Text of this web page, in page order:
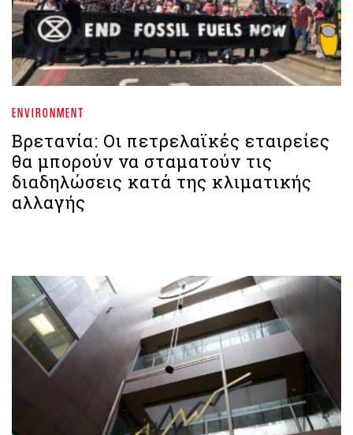
ENVIRONMENT
Βρετανία: Οι πετρελαϊκές εταιρείες
θα μπορούν να σταματούν τις
διαδηλώσεις κατά της κλιματικής
αλλαγής